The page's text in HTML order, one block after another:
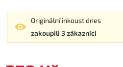
Originální inkoust dnes
zakoupili 3 zákazníci